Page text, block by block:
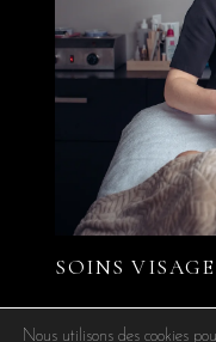
SOINS VISAGE
Nous utilisons des cookies